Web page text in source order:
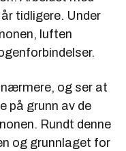
settes i drift.
settes i
tidligere. Under
luften
og ser at
på grunn av de
Rundt denne
og grunnlaget for